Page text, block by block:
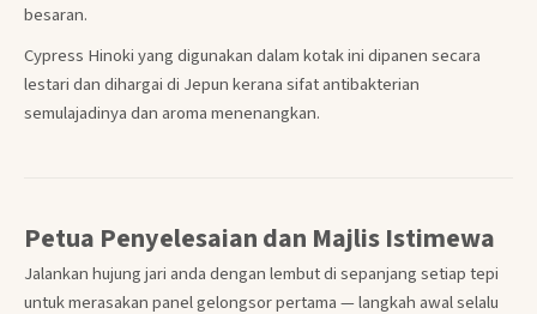
besaran.
Cypress Hinoki yang digunakan dalam kotak ini dipanen secara
lestari dan dihargai di Jepun kerana sifat antibakterian
semulajadinya dan aroma menenangkan.
Petua Penyelesaian dan Majlis Istimewa
Jalankan hujung jari anda dengan lembut di sepanjang setiap tepi
untuk merasakan panel gelongsor pertama — langkah awal selalu